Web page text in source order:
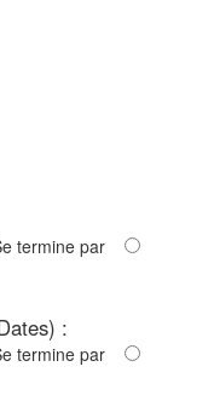
termine par
:
termine par